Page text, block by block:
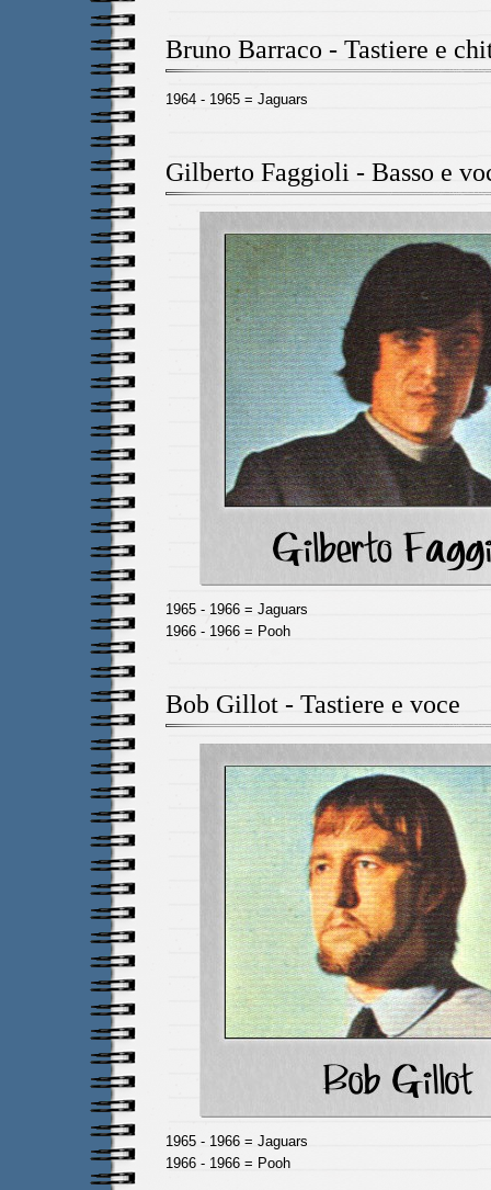
Bruno Barraco - Tastiere e
1964 - 1965 = Jaguars
Gilberto Faggioli - Basso e
1965 - 1966 = Jaguars
1966 - 1966 = Pooh
Bob Gillot - Tastiere e voce
1965 - 1966 = Jaguars
1966 - 1966 = Pooh